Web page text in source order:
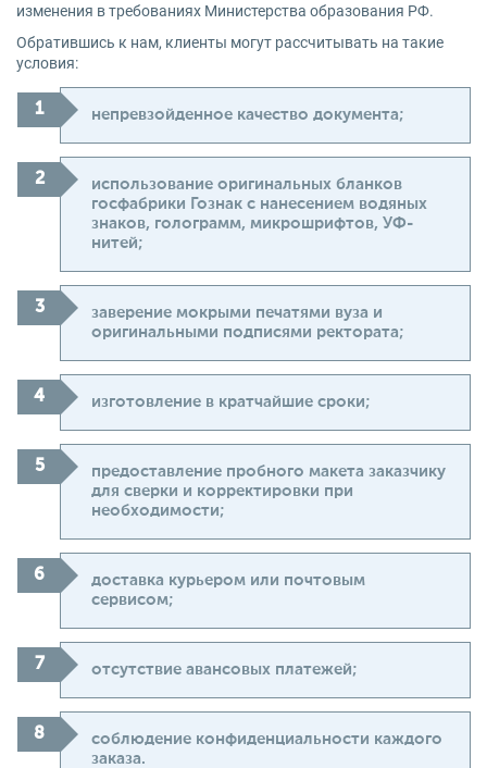
изменения в требованиях Министерства образования РФ.
Обратившись к нам, клиенты могут рассчитывать на такие
условия:
непревзойденное качество документа;
использование оригинальных бланков
госфабрики Гознак с нанесением водяных
знаков, голограмм, микрошрифтов, УФ-
нитей;
заверение мокрыми печатями вуза и
оригинальными подписями ректората;
изготовление в кратчайшие сроки;
предоставление пробного макета заказчику
для сверки и корректировки при
необходимости;
доставка курьером или почтовым
сервисом;
отсутствие авансовых платежей;
соблюдение конфиденциальности каждого
заказа.